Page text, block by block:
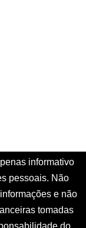
informativo
pessoais. Não
e não
tomadas
do